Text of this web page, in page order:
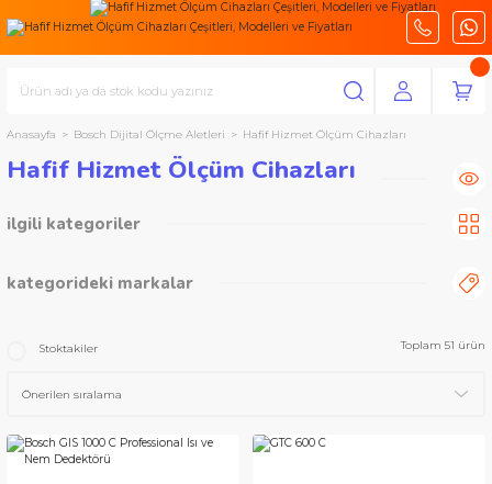
Anasayfa Bosch Dijital Ölçme Aletleri Hafif Hizmet Ölçüm Cihazları
Hafif Hizmet Ölçüm Cihazları
ilgili kategoriler
kategorideki markalar
Stoktakiler Toplam 51 ürün